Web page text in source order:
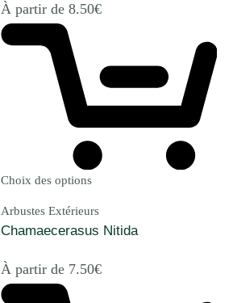
À partir de 8.50€
Choix des options
Arbustes Extérieurs
Chamaecerasus Nitida
À partir de 7.50€